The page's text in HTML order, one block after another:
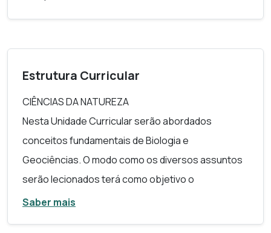
Estrutura Curricular
CIÊNCIAS DA NATUREZA
Nesta Unidade Curricular serão abordados
conceitos fundamentais de Biologia e
Geociências. O modo como os diversos assuntos
serão lecionados terá como objetivo o
desenvolvimento de um conjunto de
Saber mais